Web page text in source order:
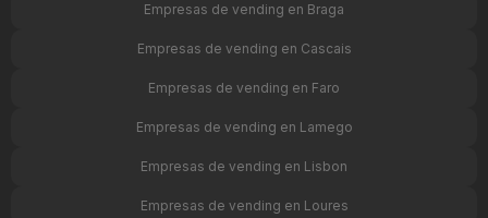
Empresas de vending en Braga
Empresas de vending en Cascais
Empresas de vending en Faro
Empresas de vending en Lamego
Empresas de vending en Lisbon
Empresas de vending en Loures